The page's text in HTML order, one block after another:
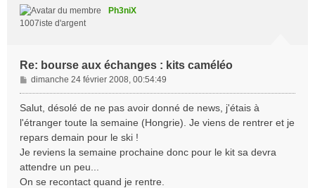
Ph3niX
1007iste d'argent
Re: bourse aux échanges : kits caméléo
M
e
s
s
g
e
dimanche 24 février 2008, 00:54:49
Salut, désolé de ne pas avoir donné de news, j'étais à
l'étranger toute la semaine (Hongrie). Je viens de rentrer et je
repars demain pour le ski !
Je reviens la semaine prochaine donc pour le kit sa devra
attendre un peu...
On se recontact quand je rentre.